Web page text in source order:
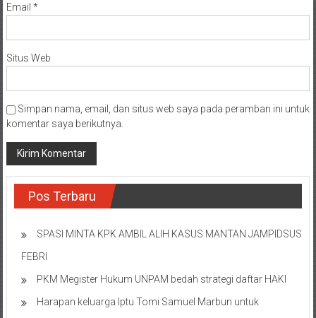
Email *
Situs Web
Simpan nama, email, dan situs web saya pada peramban ini untuk
komentar saya berikutnya.
Pos Terbaru
SPASI MINTA KPK AMBIL ALIH KASUS MANTAN JAMPIDSUS
FEBRI
PKM Megister Hukum UNPAM bedah strategi daftar HAKI
Harapan keluarga Iptu Tomi Samuel Marbun untuk